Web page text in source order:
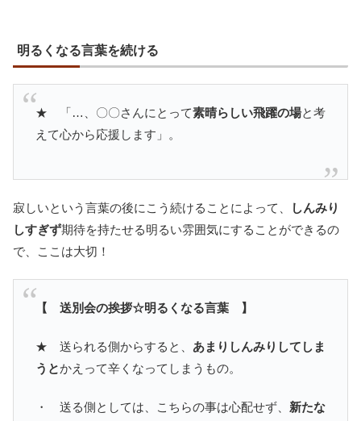
明るくなる言葉を続ける
★ 「…、〇〇さんにとって素晴らしい飛躍の場と考
えて心から応援します」。
寂しいという言葉の後にこう続けることによって、
しんみり
しすぎず期待を持たせる明るい雰囲気にすることができるの
で、ここは大切！
【 送別会の挨拶☆明るくなる言葉 】
★ 送られる側からすると、 あまりしんみりしてしま
うとかえって辛くなってしまうもの。
・ 送る側としては、こちらの事は心配せず、 新たな